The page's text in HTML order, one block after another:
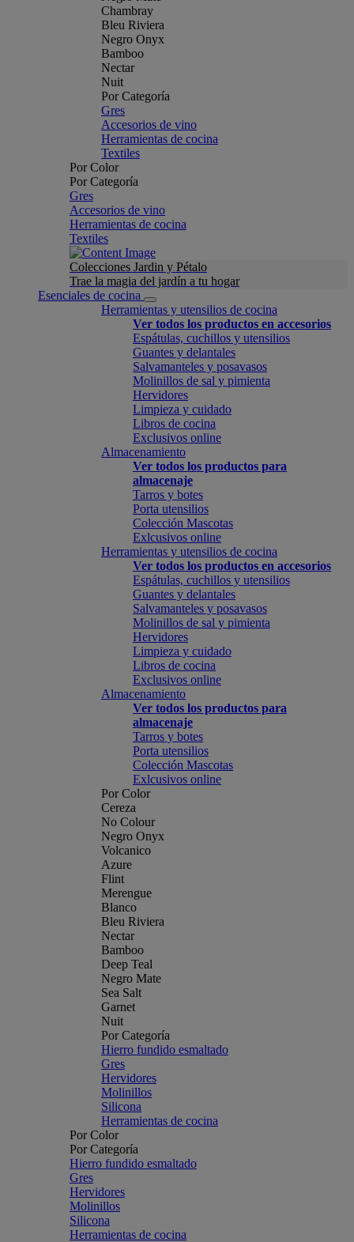
Chambray
Bleu Riviera
Negro Onyx
Bamboo
Nectar
Nuit
Por Categoría
Gres
Accesorios de vino
Herramientas de cocina
Textiles
Por Color
Por Categoría
Gres
Accesorios de vino
Herramientas de cocina
Textiles
Colecciones Jardin y Pétalo
Trae la magia del jardín a tu hogar
Esenciales de cocina
Herramientas y utensilios de cocina
Ver todos los productos en accesorios
Espátulas, cuchillos y utensilios
Guantes y delantales
Salvamanteles y posavasos
Molinillos de sal y pimienta
Hervidores
Limpieza y cuidado
Libros de cocina
Exclusivos online
Almacenamiento
Ver todos los productos para
almacenaje
Tarros y botes
Porta utensilios
Colección Mascotas
Exlcusivos online
Herramientas y utensilios de cocina
Ver todos los productos en accesorios
Espátulas, cuchillos y utensilios
Guantes y delantales
Salvamanteles y posavasos
Molinillos de sal y pimienta
Hervidores
Limpieza y cuidado
Libros de cocina
Exclusivos online
Almacenamiento
Ver todos los productos para
almacenaje
Tarros y botes
Porta utensilios
Colección Mascotas
Exlcusivos online
Por Color
Cereza
No Colour
Negro Onyx
Volcanico
Azure
Flint
Merengue
Blanco
Bleu Riviera
Nectar
Bamboo
Deep Teal
Negro Mate
Sea Salt
Garnet
Nuit
Por Categoría
Hierro fundido esmaltado
Gres
Hervidores
Molinillos
Silicona
Herramientas de cocina
Por Color
Por Categoría
Hierro fundido esmaltado
Gres
Hervidores
Molinillos
Silicona
Herramientas de cocina